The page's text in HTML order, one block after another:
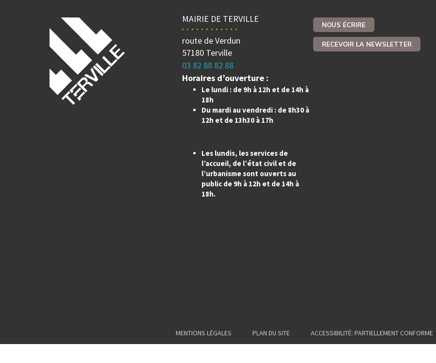
MAIRIE DE TERVILLE
route de Verdun
57180 Terville
03 82 88 82 88
Horaires d’ouverture :
Le lundi : de 9h à 12h et de 14h à
18h
Du mardi au vendredi : de 8h30 à
12h et de 13h30 à 17h
Les lundis, les services de
l’accueil, de l’état civil et de
l’urbanisme sont ouverts au
public de 9h à 12h et de 14h à
18h.
NOUS ÉCRIRE
RECEVOIR LA NEWSLETTER
MENTIONS LÉGALES PLAN DU SITE ACCESSIBILITÉ: PARTIELLEMENT CONFORME